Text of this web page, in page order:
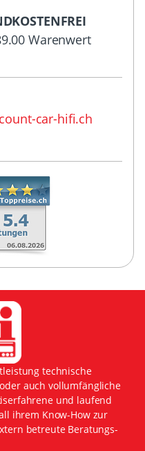
Warenwert
car-hifi.ch
technische
auch vollumfängliche
und laufend
ihrem Know-How zur
betreute Beratungs-